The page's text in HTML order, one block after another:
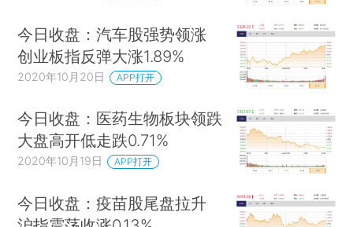
今日收盘：汽车股强势领涨
创业板指反弹大涨1.89%
2020年10月20日 APP打开
今日收盘：医药生物板块领跌
大盘高开低走跌0.71%
2020年10月19日 APP打开
今日收盘：疫苗股尾盘拉升